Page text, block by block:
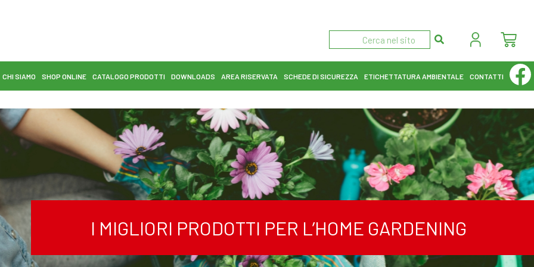
CHI SIAMO SHOP ONLINE CATALOGO PRODOTTI DOWNLOADS AREA RISERVATA SCHEDE DI SICUREZZA ETICHETTATURA AMBIENTALE CONTATTI
I MIGLIORI PRODOTTI PER L’HOME GARDENING